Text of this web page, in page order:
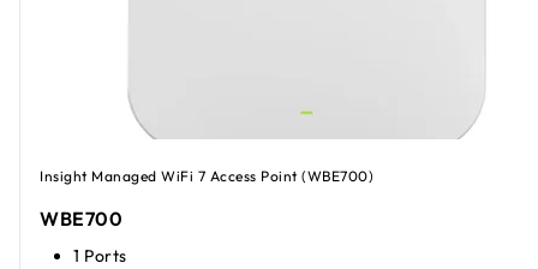
Insight Managed WiFi 7 Access Point (WBE700)
WBE700
1 Ports